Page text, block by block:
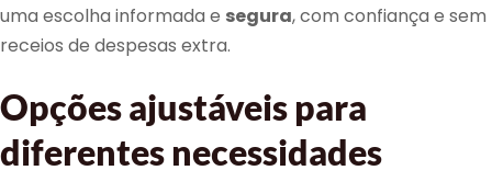
uma escolha informada e segura, com confiança e sem
receios de despesas extra.
Opções ajustáveis para
diferentes necessidades